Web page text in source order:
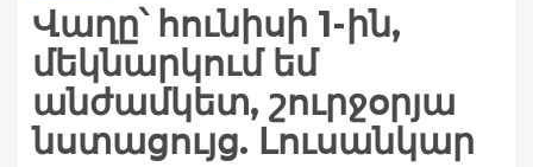
Վաղը՝ հունիսի 1-ին,
մեկնարկում եմ
անժամկետ, շուրջօրյա
նստացույց. Լուսանկար